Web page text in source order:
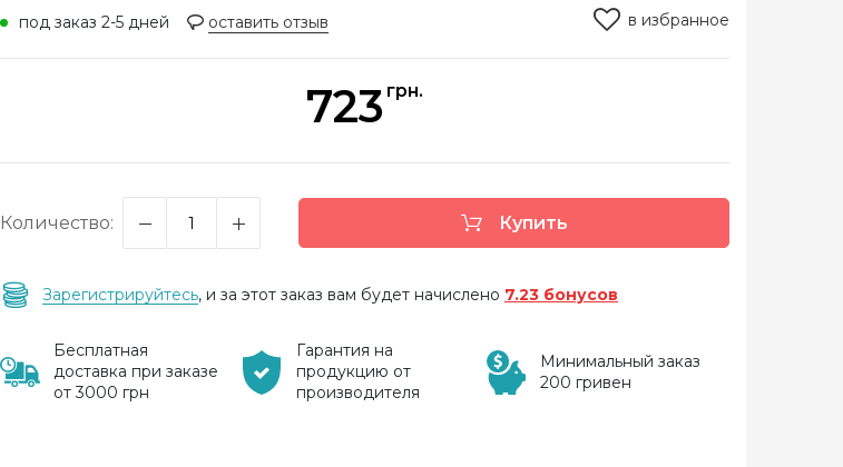
под заказ 2-5 дней
оставить отзыв в избранное
723 грн.
Количество: Купить
Зарегистрируйтесь, и за этот заказ вам будет начислено 7.23 бонусов
Бесплатная
доставка при заказе
от 3000 грн
Гарантия на
продукцию от
производителя
Минимальный заказ
200 гривен